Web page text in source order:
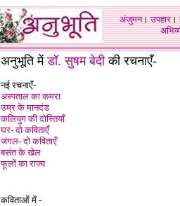
अंजुमन।उपहार।
अनुभूति मेंडॉ. सुषम बेदीकी रचनाएँ-
नई रचनाएँ-
अस्पताल का कमरा
उम्र के मानदंड
कलियुग की दोस्तियाँ
घर- दो कविताएँ
जंगल- दो कविताएँ
बसंत के खेल
फूलों का राज्य
कविताओं में -